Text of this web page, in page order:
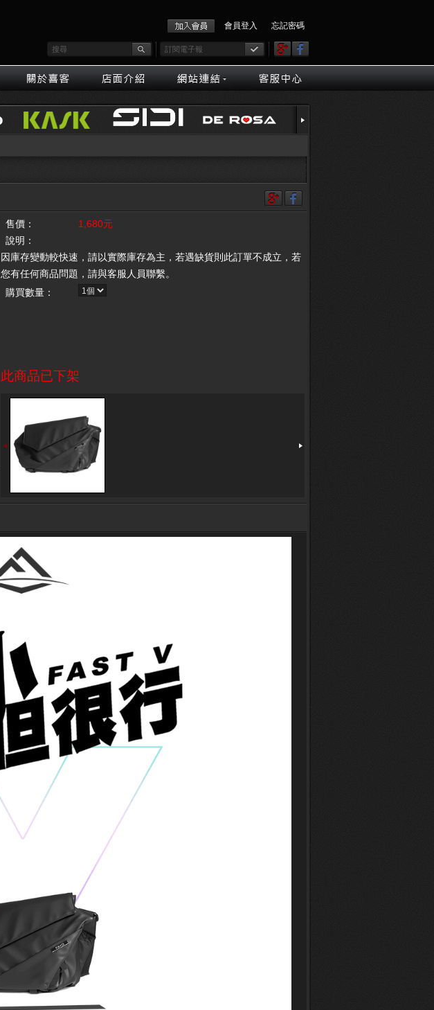
會員登入 忘記密碼
售價：
1,680元
說明：
因庫存變動較快速，請以實際庫存為主，若遇缺貨則此訂單不成立，若
您有任何商品問題，請與客服人員聯繫。
購買數量：
此商品已下架